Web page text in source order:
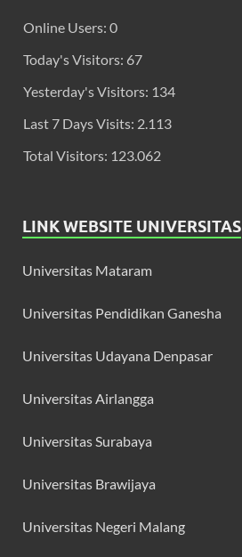
Online Users: 0
Today's Visitors: 67
Yesterday's Visitors: 134
Last 7 Days Visits: 2.113
Total Visitors: 123.062
LINK WEBSITE UNIVERSITAS
Universitas Mataram
Universitas Pendidikan Ganesha
Universitas Udayana Denpasar
Universitas Airlangga
Universitas Surabaya
Universitas Brawijaya
Universitas Negeri Malang